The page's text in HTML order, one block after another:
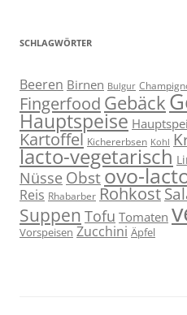
SCHLAGWÖRTER
Beeren Birnen Bulgur
Fingerfood Gebäck
Hauptspeise
Kartoffel Kichererbsen Kohl
lacto-vegetarisch
Nüsse Obstovo-
Reis Rhabarber Rohkost
Suppen Tofu Tomaten
Vorspeisen Zucchini Äpfel